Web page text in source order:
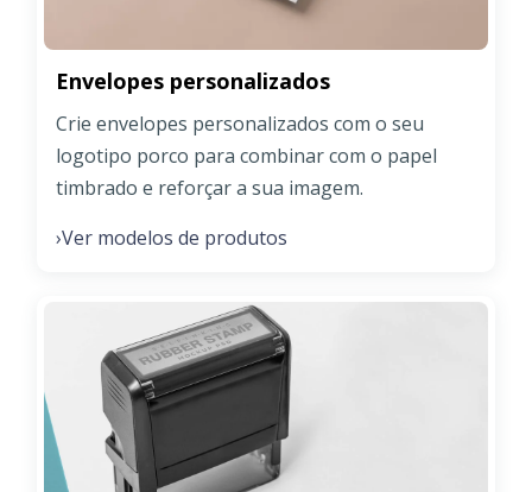
Envelopes personalizados
Crie envelopes personalizados com o seu
logotipo porco para combinar com o papel
timbrado e reforçar a sua imagem.
›Ver modelos de produtos